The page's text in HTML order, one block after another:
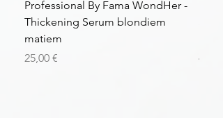
Professional By Fama WondHer -
Thickening Serum blondiem
matiem
Цена
25,00 €
Цена
43,56